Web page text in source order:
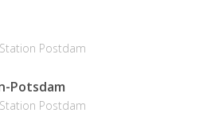
Postdam
Potsdam
Postdam